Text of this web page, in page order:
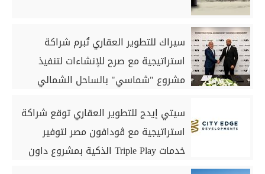
سيراك للتطوير العقاري تُبرم شراكة
استراتيجية مع صرح للإنشاءات لتنفيذ
مشروع "شماسي" بالساحل الشمالي
سيتي إيدج للتطوير العقاري توقع شراكة
استراتيجية مع ڤودافون مصر لتوفير
خدمات Triple Play الذكية بمشروع داون